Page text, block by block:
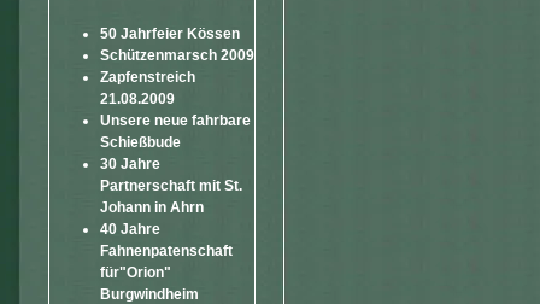
50 Jahrfeier Kössen
Schützenmarsch 2009
Zapfenstreich
21.08.2009
Unsere neue fahrbare
Schießbude
30 Jahre
Partnerschaft mit St.
Johann in Ahrn
40 Jahre
Fahnenpatenschaft
für"Orion"
Burgwindheim